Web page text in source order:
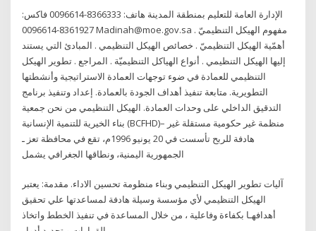
الإدارة العامة للتعليم بمنطقة المدينة هاتف: 8366333-0096614 فاكس:
8361927-0096614 Madinah@moe.gov.sa مفهوم الهيكل التنظيميّ .
أهمّية الهيكل التنظيميّ . خصائص الهيكل التنظيمي . المبادئ التي يستند
إليها الهيكل التنظيمي . أنواع الهياكل التنظيميّة . المراجع . تطوير الهيكل
التنظيمي للعمادة في ضوء توجهات العمادة الاستراتيجية وأنشطتها
التطويرية. متابعة تنفيذ أهداف الجودة بالعمادة. إعداد وتنفيذ برنامج
التدقيق الداخلي على وحدات العمادة. الهيكل التنظيمي من نحن جمعية
بناء الخيرية للتنمية الإنسانية (BCFHD)– منظمة غير حكومية مستقلة غير
هادفة للربح تأسست في 20 يونيو 1996م، تقع في محافظة تعز ـ
الجمهورية اليمنية، ونطاقها الجغرافي يشمل
آليات تطوير الهيكل التنظيمي وبناء منظومة تحسين الاداء. مقدمة: يعتبر
الهيكل التنظيمي لأي مؤسسة وسيلة هادفة لمساعدتها علي تحقيق
أهدافهـا بكفاءة وفاعلية ، من خلال المساعدة في تنفيذ الخطط واتخاذ